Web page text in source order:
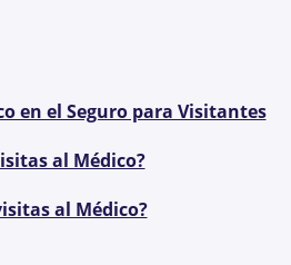
en el Seguro para Visitantes
al Médico?
al Médico?